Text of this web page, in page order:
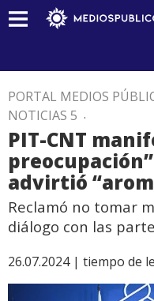
PORTAL MEDIOS
NOTICIAS 5 .
PIT-CNT
advirtió
Reclamó no tomar
diálogo con las
26.07.2024 | tiempo de